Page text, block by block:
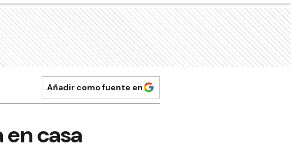
Añadir como fuente en
casa